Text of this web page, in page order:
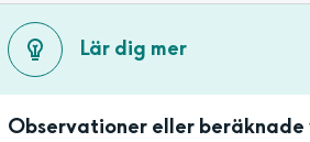
Lär dig mer
Observationer eller beräknade